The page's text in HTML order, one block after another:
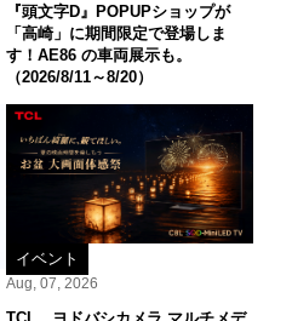
『頭文字D』POPUPショップが
「高崎」に期間限定で登場しま
す！AE86 の車両展示も。
（2026/8/11～8/20）
イベント
Aug, 07, 2026